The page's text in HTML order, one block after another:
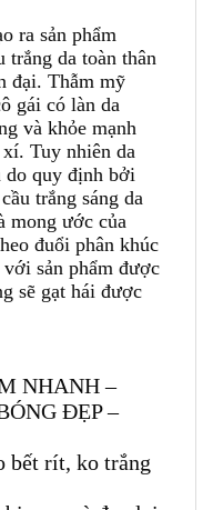
ra sản phẩm
trắng da toàn thân
đại. Thẫm mỹ
gái có làn da
và khỏe mạnh
Tuy nhiên da
quy định bởi
trắng sáng da
mong ước của
đuổi phân khúc
sản phẩm được
sẽ gạt hái được
NHANH –
ĐẸP –
bết rít, ko trắng